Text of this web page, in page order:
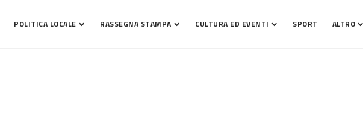
POLITICA LOCALE RASSEGNA STAMPA CULTURA ED EVENTI SPORT ALTRO